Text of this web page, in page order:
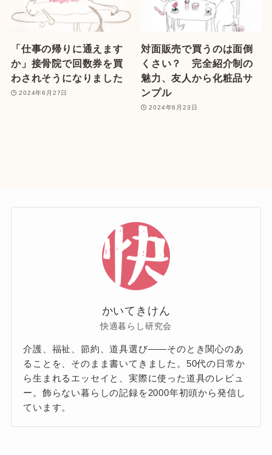
「仕事の帰りに通えます
か」接骨院で回数券を買
わされそうになりました
2024年6月27日
対面販売で買うのは面倒
くさい？ 完全紹介制の
魅力、友人から化粧品サ
ンプル
2024年6月23日
かいてきけん
快適暮らし研究会
介護、福祉、節約、道具選び——そのとき関心のあ
ることを、そのまま書いてきました。50代の日常か
ら生まれるエッセイと、実際に使った道具のレビュ
ー。飾らない暮らしの記録を2000年初頭から発信し
ています。